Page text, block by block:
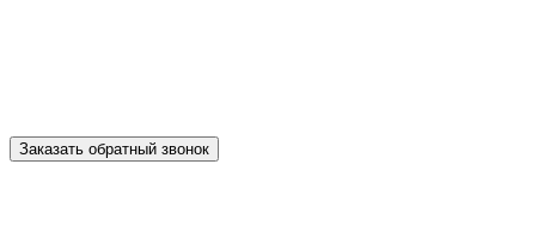
Заказать обратный звонок